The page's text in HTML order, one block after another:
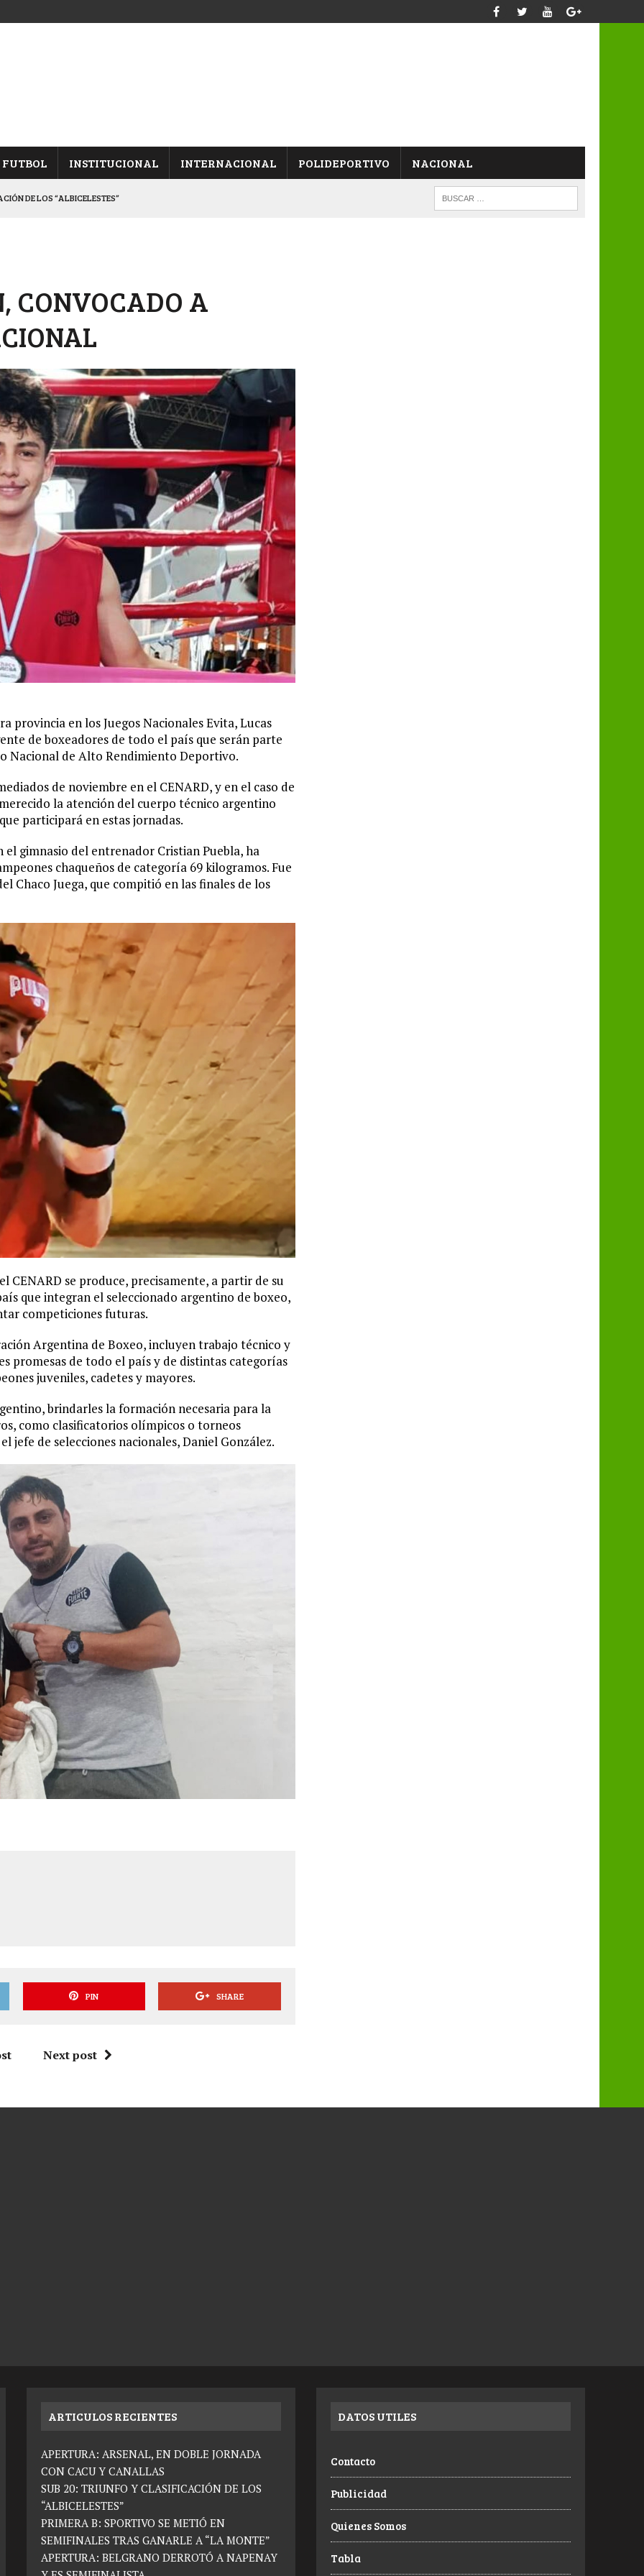
FUTBOL INSTITUCIONAL INTERNACIONAL POLIDEPORTIVO NACIONAL
DE LOS “ALBICELESTES”
POR EL PASE A “SEMIS”
CACU Y CANALLAS
CONVOCADO A
provincia en los Juegos Nacionales Evita, Lucas
de boxeadores de todo el país que serán parte
Nacional de Alto Rendimiento Deportivo.
de noviembre en el CENARD, y en el caso de
la atención del cuerpo técnico argentino
participará en estas jornadas.
gimnasio del entrenador Cristian Puebla, ha
chaqueños de categoría 69 kilogramos. Fue
Chaco Juega, que compitió en las finales de los
CENARD se produce, precisamente, a partir de su
que integran el seleccionado argentino de boxeo,
competiciones futuras.
Argentina de Boxeo, incluyen trabajo técnico y
promesas de todo el país y de distintas categorías
juveniles, cadetes y mayores.
brindarles la formación necesaria para la
como clasificatorios olímpicos o torneos
de selecciones nacionales, Daniel González.
PIN SHARE
Next post
ARTICULOS RECIENTES
APERTURA: ARSENAL, EN DOBLE JORNADA
CON CACU Y CANALLAS
SUB 20: TRIUNFO Y CLASIFICACIÓN DE LOS
“ALBICELESTES”
PRIMERA B: SPORTIVO SE METIÓ EN
SEMIFINALES TRAS GANARLE A “LA MONTE”
APERTURA: BELGRANO DERROTÓ A NAPENAY
DATOS UTILES
Contacto
Publicidad
Quienes Somos
Tabla